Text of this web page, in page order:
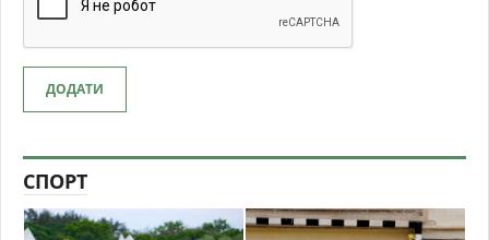
ДОДАТИ
СПОРТ